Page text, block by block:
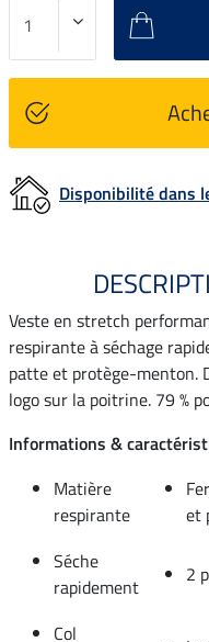
Disponibilité dans
Veste en stretch
respirante à séchage
patte et protège-menton.
logo sur la poitrine. 79 %
Informations &
Matière
respirante
et
Séche
rapidement
2
Col